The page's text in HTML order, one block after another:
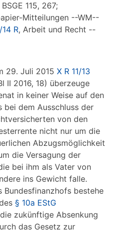
BSGE 115, 267;
Mitteilungen --WM--
R, Arbeit und Recht --
29. Juli 2015 X R 11/13
II 2016, 18) überzeuge
in keiner Weise auf den
bei dem Ausschluss der
von den
nicht nur um die
Abzugsmöglichkeit
die Versagung der
bei ihm als Vater von
ins Gewicht falle.
Bundesfinanzhofs bestehe
§ 10a EStG
zukünftige Absenkung
das Gesetz zur